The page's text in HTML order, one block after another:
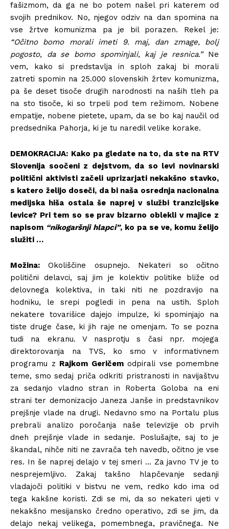
fašizmom, da ga ne bo potem našel pri katerem od
svojih prednikov. No, njegov odziv na dan spomina na
vse žrtve komunizma pa je bil porazen. Rekel je:
“Očitno bomo morali imeti 9. maj, dan zmage, bolj
pogosto, da se bomo spominjali, kaj je resnica.”Ne
vem, kako si predstavlja in sploh zakaj bi morali
zatreti spomin na 25.000 slovenskih žrtev komunizma,
pa še deset tisoče drugih narodnosti na naših tleh pa
na sto tisoče, ki so trpeli pod tem režimom. Nobene
empatije, nobene pietete, upam, da se bo kaj naučil od
predsednika Pahorja, ki je tu naredil velike korake.
DEMOKRACIJA: Kako pa gledate na to, da ste na RTV
Slovenija soočeni z dejstvom, da so levi novinarski
politični aktivisti začeli uprizarjati nekakšno stavko,
s katero želijo doseči, da bi naša osrednja nacionalna
medijska hiša ostala še naprej v službi tranzicijske
levice? Pri tem so se prav bizarno oblekli v majice z
napisom “nikogaršnji hlapci”, ko pa se ve, komu želijo
služiti …
Možina: Okoliščine osupnejo. Nekateri so očitno
politični delavci, saj jim je kolektiv politike bliže od
delovnega kolektiva, in taki niti ne pozdravijo na
hodniku, le srepi pogledi in pena na ustih. Sploh
nekatere tovarišice dajejo impulze, ki spominjajo na
tiste druge čase, ki jih raje ne omenjam. To se pozna
tudi na ekranu. V nasprotju s časi npr. mojega
direktorovanja na TVS, ko smo v informativnem
programu z Rajkom Geričemodpirali vse pomembne
teme, smo sedaj priča odkriti pristranosti in navijaštvu
za sedanjo vladno stran in Roberta Goloba na eni
strani ter demonizacijo Janeza Janše in predstavnikov
prejšnje vlade na drugi. Nedavno smo na Portalu plus
prebrali analizo poročanja naše televizije ob prvih
dneh prejšnje vlade in sedanje. Poslušajte, saj to je
škandal, nihče niti ne zavrača teh navedb, očitno je vse
res. In še naprej delajo v tej smeri … Za javno TV je to
nesprejemljivo. Zakaj takšno hlapčevanje sedanji
vladajoči politiki v bistvu ne vem, redko kdo ima od
tega kakšne koristi. Zdi se mi, da so nekateri ujeti v
nekakšno mesijansko čredno operativo, zdi se jim, da
delajo nekaj velikega, pomembnega, pravičnega. Ne